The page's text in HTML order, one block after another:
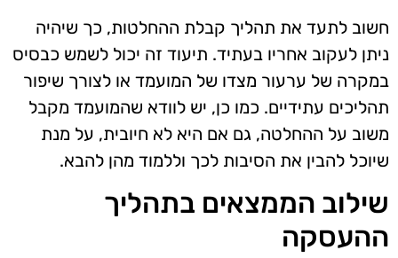
חשוב לתעד את תהליך קבלת ההחלטות, כך שיהיה
ניתן לעקוב אחריו בעתיד. תיעוד זה יכול לשמש כבסיס
במקרה של ערעור מצדו של המועמד או לצורך שיפור
תהליכים עתידיים. כמו כן, יש לוודא שהמועמד מקבל
משוב על ההחלטה, גם אם היא לא חיובית, על מנת
שיוכל להבין את הסיבות לכך וללמוד מהן להבא.
שילוב הממצאים בתהליך
ההעסקה